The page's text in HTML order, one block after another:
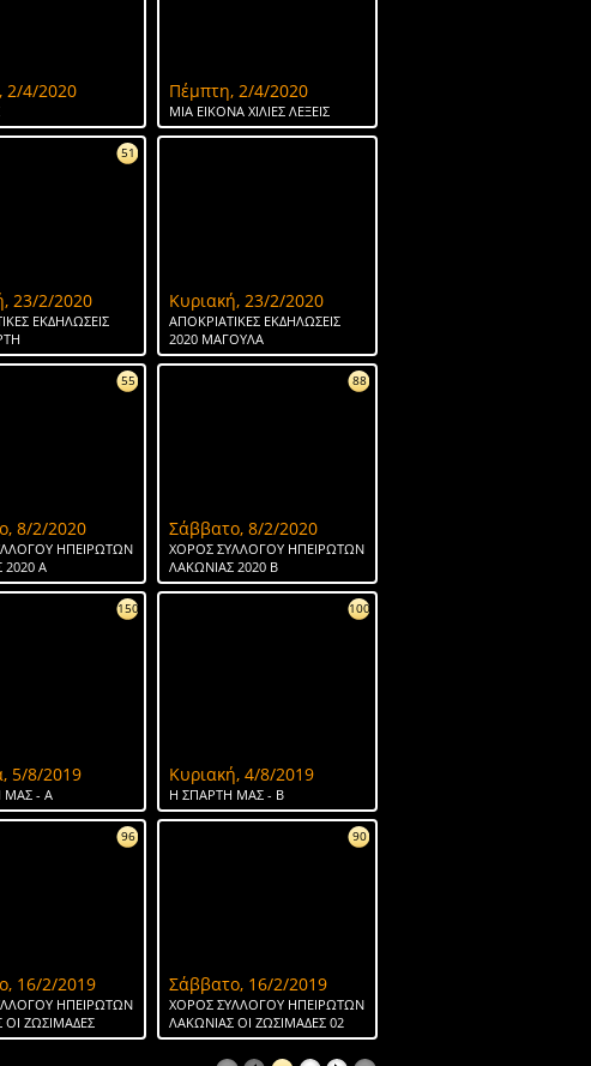
2/4/2020 Πέμπτη, 2/4/2020
ΜΙΑ ΕΙΚΟΝΑ ΧΙΛΙΕΣ ΛΕΞΕΙΣ
51
23/2/2020
ΕΚΔΗΛΩΣΕΙΣ
Κυριακή, 23/2/2020
ΑΠΟΚΡΙΑΤΙΚΕΣ ΕΚΔΗΛΩΣΕΙΣ
2020 ΜΑΓΟΥΛΑ
55
8/2/2020
ΗΠΕΙΡΩΤΩΝ
2020 Α
88
Σάββατο, 8/2/2020
ΧΟΡΟΣ ΣΥΛΛΟΓΟΥ ΗΠΕΙΡΩΤΩΝ
ΛΑΚΩΝΙΑΣ 2020 Β
150
5/8/2019
ΜΑΣ - Α
100
Κυριακή, 4/8/2019
H ΣΠΑΡΤΗ ΜΑΣ - Β
96
16/2/2019
ΗΠΕΙΡΩΤΩΝ
ΟΙ ΖΩΣΙΜΑΔΕΣ
90
Σάββατο, 16/2/2019
ΧΟΡΟΣ ΣΥΛΛΟΓΟΥ ΗΠΕΙΡΩΤΩΝ
ΛΑΚΩΝΙΑΣ ΟΙ ΖΩΣΙΜΑΔΕΣ 02